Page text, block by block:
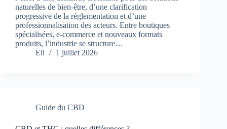
naturelles de bien-être, d’une clarification
progressive de la réglementation et d’une
professionnalisation des acteurs. Entre boutiques
spécialisées, e‑commerce et nouveaux formats
produits, l’industrie se structure…
Eli
1 juillet 2026
Guide du CBD